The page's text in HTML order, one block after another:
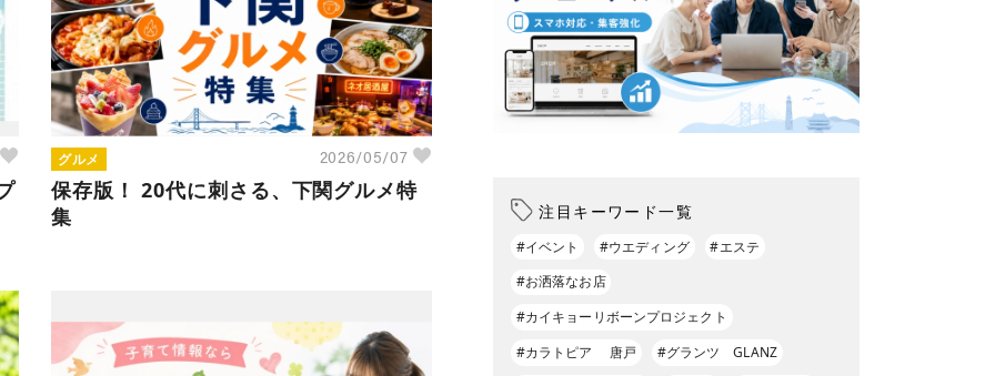
グルメ 2026/05/07
保存版！ 20代に刺さる、下関グルメ特
集
注目キーワード一覧
#イベント #ウエディング
#エステ
#お洒落なお店
#カイキョーリボーンプロジェクト
#カラトピア 唐戸
#グランツ GLANZ